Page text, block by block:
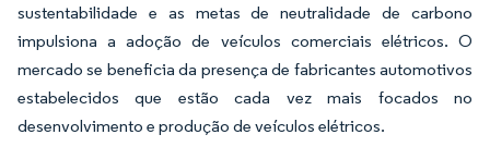
sustentabilidade e as metas de neutralidade de carbono
impulsiona a adoção de veículos comerciais elétricos. O
mercado se beneficia da presença de fabricantes automotivos
estabelecidos que estão cada vez mais focados no
desenvolvimento e produção de veículos elétricos.